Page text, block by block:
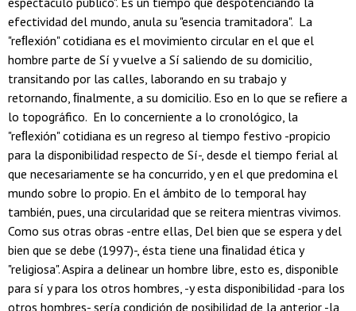
efectividad del mundo, anula su "esencia tramitadora". La
"reﬂexión" cotidiana es el movimiento circular en el que el
hombre parte de Sí y vuelve a Sí saliendo de su domicilio,
transitando por las calles, laborando en su trabajo y
retornando, ﬁnalmente, a su domicilio. Eso en lo que se reﬁere a
lo topográfico. En lo concerniente a lo cronológico, la
"reﬂexión" cotidiana es un regreso al tiempo festivo -propicio
para la disponibilidad respecto de Sí-, desde el tiempo ferial al
que necesariamente se ha concurrido, y en el que predomina el
mundo sobre lo propio. En el ámbito de lo temporal hay
también, pues, una circularidad que se reitera mientras vivimos.
Como sus otras obras -entre ellas, Del bien que se espera y del
bien que se debe (1997)-, ésta tiene una ﬁnalidad ética y
"religiosa". Aspira a delinear un hombre libre, esto es, disponible
para sí y para los otros hombres, -y esta disponibilidad -para los
otros hombres- sería condición de posibilidad de la anterior -la